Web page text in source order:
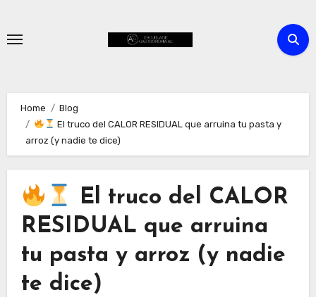
content
Home
Blog
El truco del CALOR RESIDUAL que arruina tu pasta y
arroz (y nadie te dice)
El truco del CALOR
RESIDUAL que arruina
tu pasta y arroz (y nadie
te dice)